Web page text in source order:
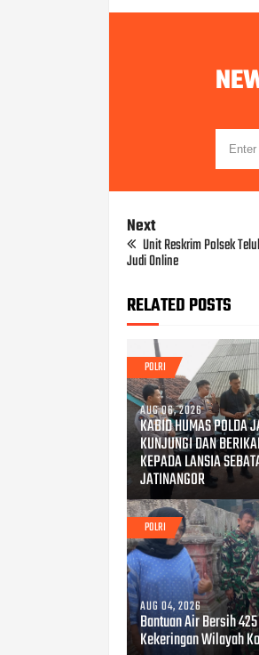
Next
Unit Reskrim Polsek
Judi Online
RELATED POSTS
POLRI
AUG 06, 2026
KABID HUMAS POLDA
KUNJUNGI DAN
KEPADA LANSIA
JATINANGOR
POLRI
AUG 04, 2026
Bantuan Air Bersih
Kekeringan Wilayah